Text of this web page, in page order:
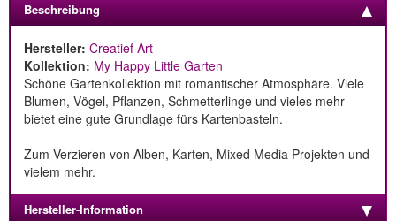
Beschreibung
Hersteller: Creatief Art
Kollektion: My Happy Little Garten
Schöne Gartenkollektion mit romantischer Atmosphäre. Viele
Blumen, Vögel, Pflanzen, Schmetterlinge und vieles mehr
bietet eine gute Grundlage fürs Kartenbasteln.
Zum Verzieren von Alben, Karten, Mixed Media Projekten und
vielem mehr.
Hersteller-Information